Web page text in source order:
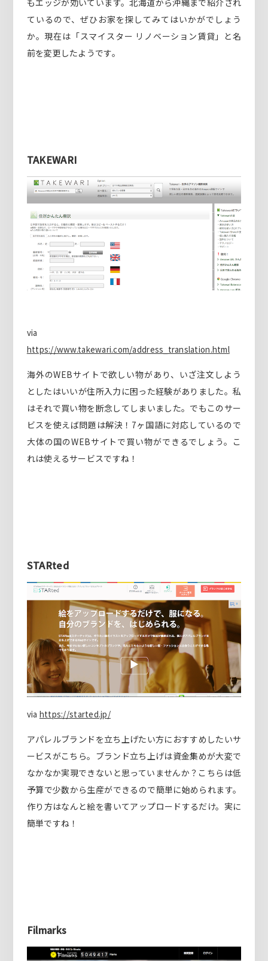
ているので、ぜひお家を探してみてはいかがでしょう
か。現在は「スマイスター リノベーション賃貸」と名
前を変更したようです。
TAKEWARI
via
https://www.takewari.com/address_translation.html
海外のWEBサイトで欲しい物があり、いざ注文しよう
としたはいいが住所入力に困った経験がありました。私
はそれで買い物を断念してしまいました。でもこのサー
ビスを使えば問題は解決！7ヶ国語に対応しているので
大体の国のWEBサイトで買い物ができるでしょう。こ
れは使えるサービスですね！
STARted
via https://started.jp/
アパレルブランドを立ち上げたい方におすすめしたいサ
ービスがこちら。ブランド立ち上げは資金集めが大変で
なかなか実現できないと思っていませんか？こちらは低
予算で少数から生産ができるので簡単に始められます。
作り方はなんと絵を書いてアップロードするだけ。実に
簡単ですね！
Filmarks